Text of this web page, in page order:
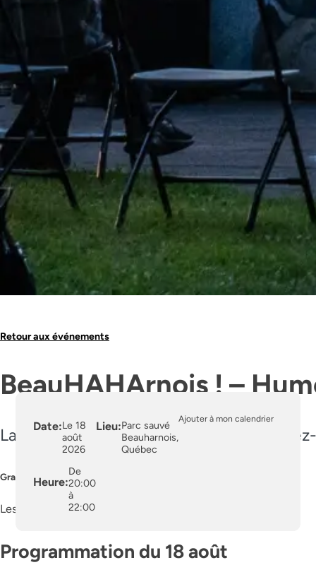
Date:Le 18
août
2026
Heure:
De
20:00
à
22:00
Lieu:Parc sauvé
Beauharnois,
Québec
Ajouter à mon calendrier
Retour aux événements
BeauHAHArnois ! –
La relève de l’humour débarque :
Gratuit | Sans inscription
Les mardis 14 et 28 juillet, 11 et 18 août à 20 h.
Programmation du 18 août